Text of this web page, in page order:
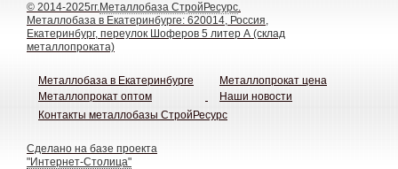
© 2014-2025гг.Металлобаза СтройРесурс.
Металлобаза в Екатеринбурге: 620014, Россия,
Екатеринбург, переулок Шоферов 5 литер А (склад
металлопроката)
Металлобаза в Екатеринбурге
Металлопрокат оптом
Металлопрокат цена
Наши новости
Контакты металлобазы СтройРесурс
Сделано на базе проекта
"Интернет-Столица"